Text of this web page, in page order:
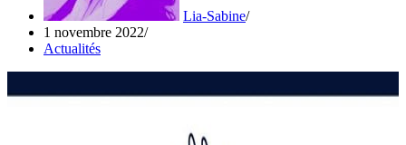
Lia-Sabine
1 novembre 2022
Actualités